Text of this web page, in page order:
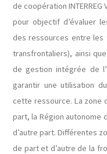
de coopération INTERREG
pour objectif d’évaluer
des ressources entre
transfrontaliers), ainsi
de gestion intégrée de
garantir une utilisation
cette ressource. La zone
part, la Région autonome
d’autre part. Différentes
de part et d’autre de la